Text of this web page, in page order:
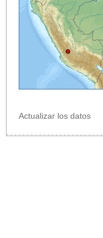
Actualizar los datos